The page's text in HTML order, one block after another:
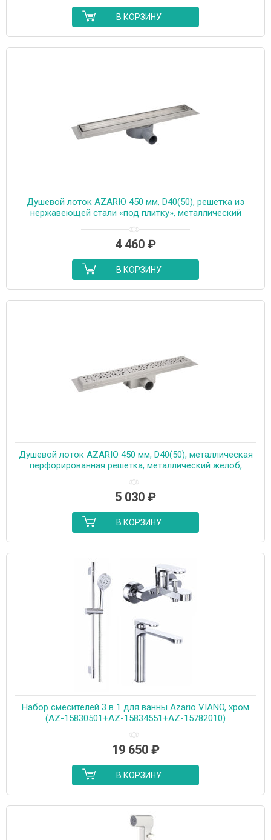
В КОРЗИНУ
Душевой лоток AZARIO 450 мм, D40(50), решетка из
нержавеющей стали «под плитку», металлический
(AZT3TILE450)
4 460 ₽
В КОРЗИНУ
Душевой лоток AZARIO 450 мм, D40(50), металлическая
перфорированная решетка, металлический желоб,
5 030 ₽
В КОРЗИНУ
Набор смесителей 3 в 1 для ванны Azario VIANO, хром
(AZ-15830501+AZ-15834551+AZ-15782010)
19 650 ₽
В КОРЗИНУ